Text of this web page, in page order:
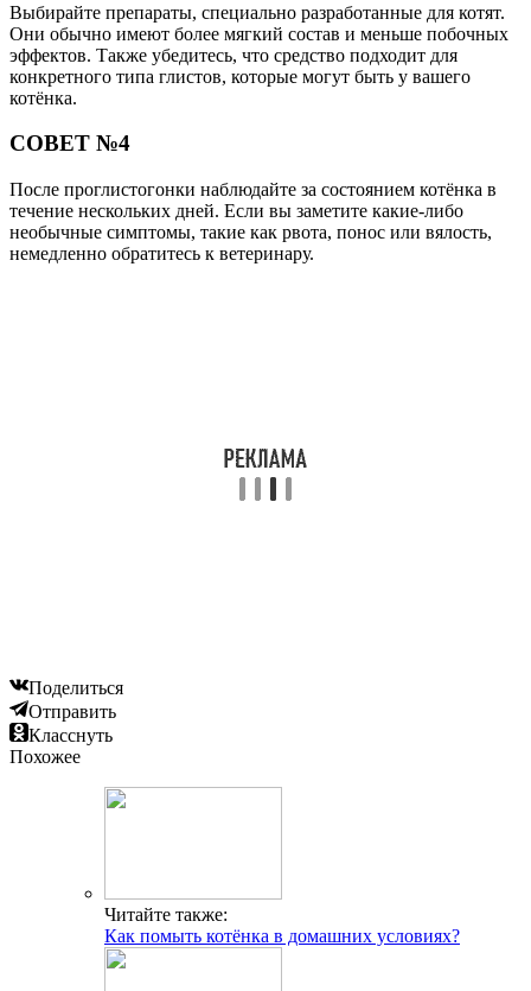
Выбирайте препараты, специально разработанные для котят.
Они обычно имеют более мягкий состав и меньше побочных
эффектов. Также убедитесь, что средство подходит для
конкретного типа глистов, которые могут быть у вашего
котёнка.
СОВЕТ №4
После проглистогонки наблюдайте за состоянием котёнка в
течение нескольких дней. Если вы заметите какие-либо
необычные симптомы, такие как рвота, понос или вялость,
немедленно обратитесь к ветеринару.
Поделиться
Отправить
Класснуть
Похожее
Читайте также:
Как помыть котёнка в домашних условиях?